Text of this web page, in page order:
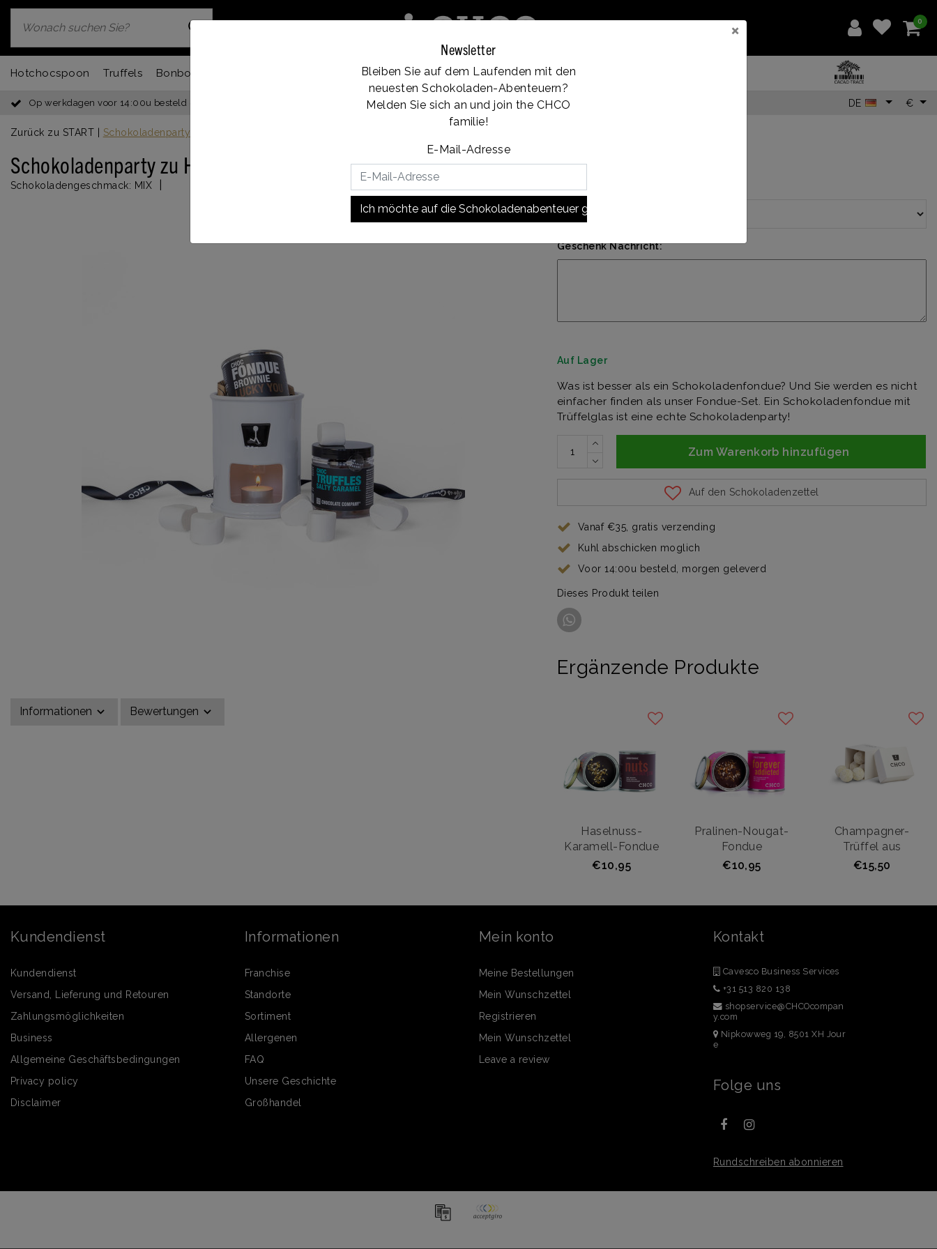
×
Newsletter
Bleiben Sie auf dem Laufenden mit den
neuesten Schokoladen-Abenteuern?
Melden Sie sich an und join the CHCO
familie!
E-Mail-Adresse
Ich möchte auf die Schokoladenabenteuer gehen!
Op werkdagen voor 14:00u besteld = dezelfde dag verzonden Vanaf €35, gratis verzending DE €
0
Hotchocspoon Truffels Bonbons Franchise Standorte Kundendienst
Zurück zu START Schokoladenparty zu Hause
Schokoladenparty zu Hause
Schokoladengeschmack: MIX
€32,95
Geschenk Nachricht:
Auf Lager
Was ist besser als ein Schokoladenfondue? Und Sie werden es nicht
einfacher finden als unser Fondue-Set. Ein Schokoladenfondue mit
Trüffelglas ist eine echte Schokoladenparty!
Zum Warenkorb hinzufügen
Auf den Schokoladenzettel
Vanaf €35, gratis verzending
Kuhl abschicken moglich
Voor 14:00u besteld, morgen geleverd
Dieses Produkt teilen
Informationen Bewertungen
Ergänzende Produkte
Haselnuss-
Karamell-Fondue
€10,95
Pralinen-Nougat-
Fondue
€10,95
Champagner-
Trüffel aus
€15,50
Kundendienst
Kundendienst
Versand, Lieferung und Retouren
Zahlungsmöglichkeiten
Business
Allgemeine Geschäftsbedingungen
Privacy policy
Disclaimer
Informationen
Franchise
Standorte
Sortiment
Allergenen
FAQ
Unsere Geschichte
Großhandel
Mein konto
Meine Bestellungen
Mein Wunschzettel
Registrieren
Mein Wunschzettel
Leave a review
Kontakt
Cavesco Business Services
+31 513 820 138
shopservice@CHCOcompan
y.com
Nipkowweg 19, 8501 XH Jour
e
Folge uns
Rundschreiben abonnieren